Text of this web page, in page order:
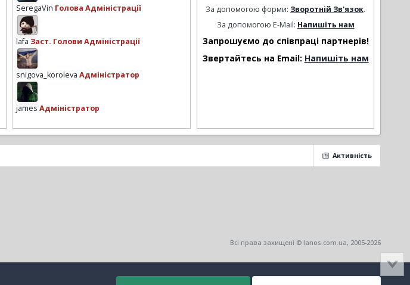
SeregaVin Голова Адміністрації
lafa Заст. Голови Адміністрації
snigova_koroleva Адміністратор
james Адміністратор
За допомогою форми: Зворотній Зв'язок.
За допомогою E-Mail: Напишіть нам
Запрошуємо до співпраці партнерів!
Звертайтесь на Email: Напишіть нам
Активність
Всі права захищені © lanos.com.ua, 2005-2026